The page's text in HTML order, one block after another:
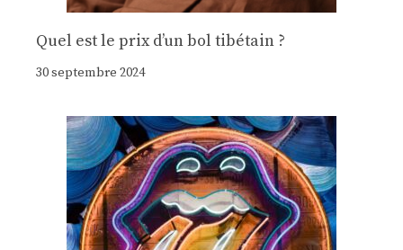
Quel est le prix d’un bol tibétain ?
30 septembre 2024